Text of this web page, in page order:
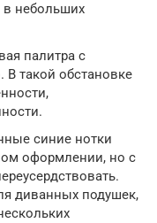
в небольших
палитра с
такой обстановке
синие нотки
оформлении, но с
диванных подушек,